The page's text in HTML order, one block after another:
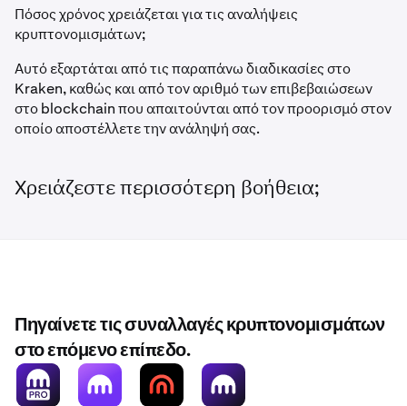
Πόσος χρόνος χρειάζεται για τις αναλήψεις
κρυπτονομισμάτων;
Αυτό εξαρτάται από τις παραπάνω διαδικασίες στο
Kraken, καθώς και από τον αριθμό των επιβεβαιώσεων
στο blockchain που απαιτούνται από τον προορισμό στον
οποίο αποστέλλετε την ανάληψή σας.
Χρειάζεστε περισσότερη βοήθεια;
Πηγαίνετε τις συναλλαγές κρυπτονομισμάτων
στο επόμενο επίπεδο.